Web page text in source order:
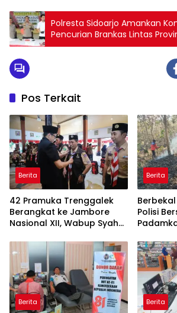
Polresta Sidoarjo Amankan
Pencurian Brankas Lintas
Pos Terkait
Berita
42 Pramuka Trenggalek
Berangkat ke Jambore
Nasional XII, Wabup Syah
Daerah
Berita
Polisi
Berita Berita